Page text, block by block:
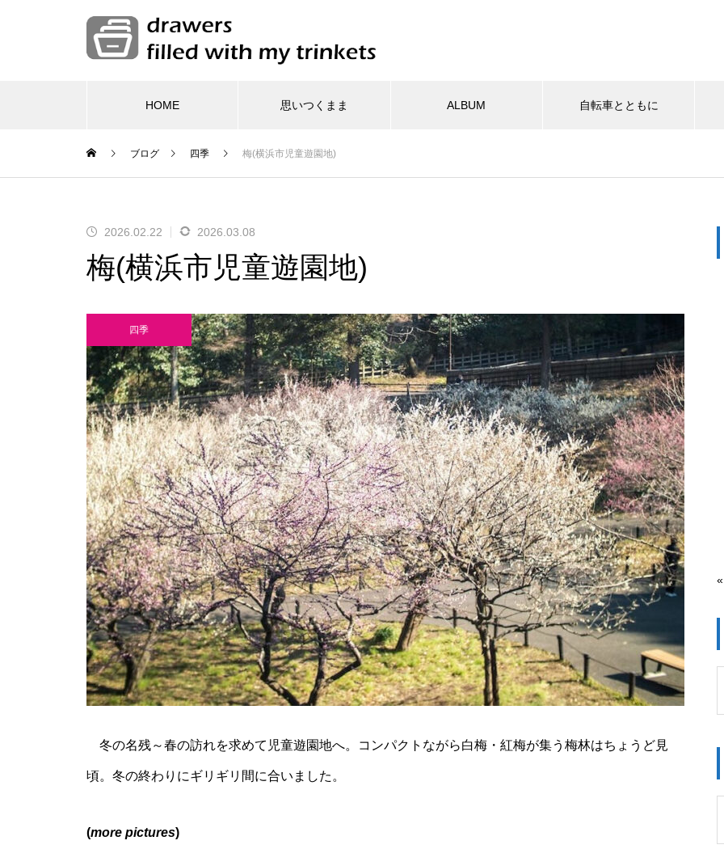
HOME 思いつくまま ALBUM 自転車とともに
日々の暮らし
氏神様めぐり 横浜で2年参り
ワクチン接種(ファイザー)#
4
ワクチン接種(モデルナ) #3
ワクチン接種(モデルナ) #1 横浜へ引っ越し
海が見える梅の里(田浦梅の
里★★☆，横須賀)
春/SPRING 夏/SUMMER
冬/WINTER
新サイコンアプリ(Cyclemet
er GPS)
カッコいい自転車用ベル Oi Bianchi Intenso 105
骨伝導式ワイヤレスヘッド
セット
Tartaruga type Sport Grand
Touring
TDK LoR スポーツヘッドホ
ン〈退役〉
VELOサドル PLUSH〈退
役〉
電気仕掛け
水中写真用小型カメラ(NatG
eo)
FMV LOOX(5Gモデル)
(予定外で)iPhone 13 mini(5
12GB)/simフリー
ワイヤレスでCarplay VRゴーグル試用
スマートホーム再構築#3(照
明編-1；居室)
スマートホーム再構築#2(エ
アコン編)
ブログ 四季 梅(横浜市児童遊園地)
2026.02.22 2026.03.08
梅(横浜市児童遊園地)
四季
冬の名残～春の訪れを求めて児童遊園地へ。コンパクトながら白梅・紅梅が集う梅林はちょうど見
頃。冬の終わりにギリギリ間に合いました。
(more pictures)